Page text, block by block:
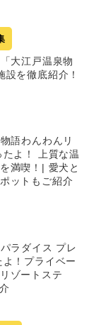
大江戸温泉物
を徹底紹介！
語わんわんリ
よ！ 上質な温
満喫！| 愛犬と
ットもご紹介
ラダイス プレ
！プライベー
ゾートステ